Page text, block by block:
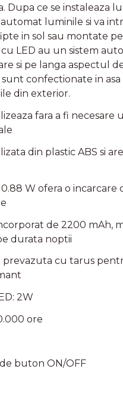
Dupa ce se instaleaza
luminile si va
in sol sau montate
LED au un sistem
si pe langa aspectul
confectionate in asa
din exterior.
fara a fi necesare
din plastic ABS si
W ofera o incarcare
de 2200 mAh,
durata noptii
prevazuta cu tarus
2W
ore
buton ON/OFF